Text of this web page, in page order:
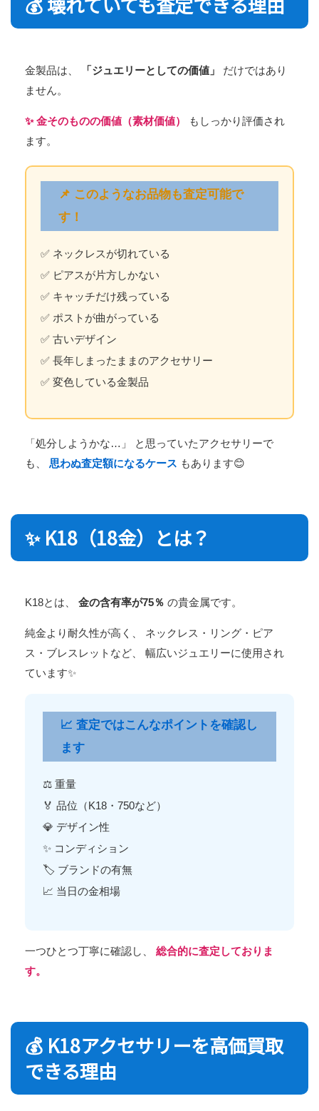
金製品は、 「ジュエリーとしての価値」
だけではあり
ません。
✨ 金そのものの価値（素材価値）
もしっかり評価され
ます。
📌 このようなお品物も査定可能で
す！
✅ ネックレスが切れている
✅ ピアスが片方しかない
✅ キャッチだけ残っている
✅ ポストが曲がっている
✅ 古いデザイン
✅ 長年しまったままのアクセサリー
✅ 変色している金製品
「処分しようかな…」 と思っていたアクセサリーで
も、 思わぬ査定額になるケース もあります😊
✨ K18（18金）とは？
K18とは、 金の含有率が75％ の貴金属です。
純金より耐久性が高く、 ネックレス・リング・ピア
ス・ブレスレットなど、 幅広いジュエリーに使用され
ています✨
📈 査定ではこんなポイントを確認し
ます
⚖️ 重量
🏅 品位（K18・750など）
💎 デザイン性
✨ コンディション
🏷 ブランドの有無
📈 当日の金相場
一つひとつ丁寧に確認し、 総合的に査定しておりま
す。
💰 K18アクセサリーを高価買取
できる理由